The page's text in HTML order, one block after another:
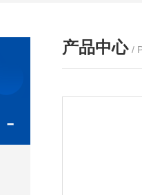
产品中心 /